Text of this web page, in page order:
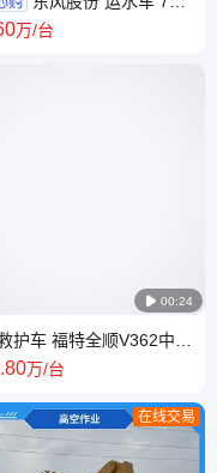
多样化操作简单 用于城
万/台
 00:24
护车 福特全顺V362中轴
油版 监护型多种内饰可
.80万/台
在线交易